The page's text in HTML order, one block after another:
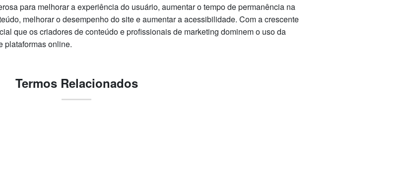
para melhorar a experiência do usuário, aumentar o tempo de permanência na
melhorar o desempenho do site e aumentar a acessibilidade. Com a crescente
que os criadores de conteúdo e profissionais de marketing dominem o uso da
plataformas online.
Termos Relacionados